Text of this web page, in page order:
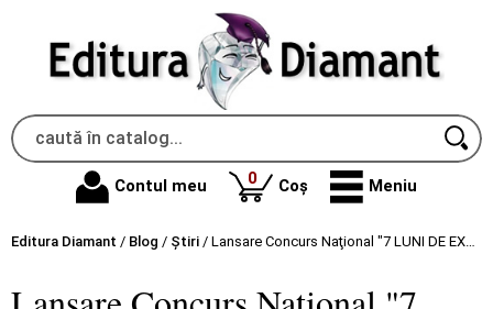
Contul meu 0produse
Coș Meniu
Editura Diamant / Blog / Știri / Lansare Concurs Naţional "7 LUNI DE EXCELENŢĂ "